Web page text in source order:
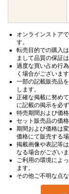
オンラインストア
す。
転売目的での購入
まして品質の保証
過度な買い占め行
く場合がございます
一部の記載販売品
します。
正確な掲載に努め
に記載の掲示を必
特売期間および価
セット販売品の価
期間および価格は
価格にて販売する
掲載画像や表記等
なる場合がございま
ご利用の環境によ
ます。
その他ご不明な点